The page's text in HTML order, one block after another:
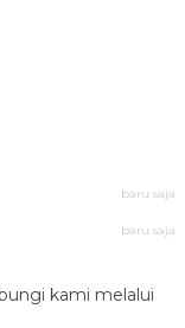
baru saja
baru saja
kami melalui